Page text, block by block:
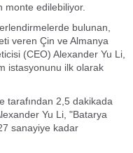
monte edilebiliyor.
bulunan,
veren Çin ve Almanya
(CEO) Alexander Yu Li,
istasyonunu ilk olarak
tarafından 2,5 dakikada
Yu Li, "Batarya
sanayiye kadar